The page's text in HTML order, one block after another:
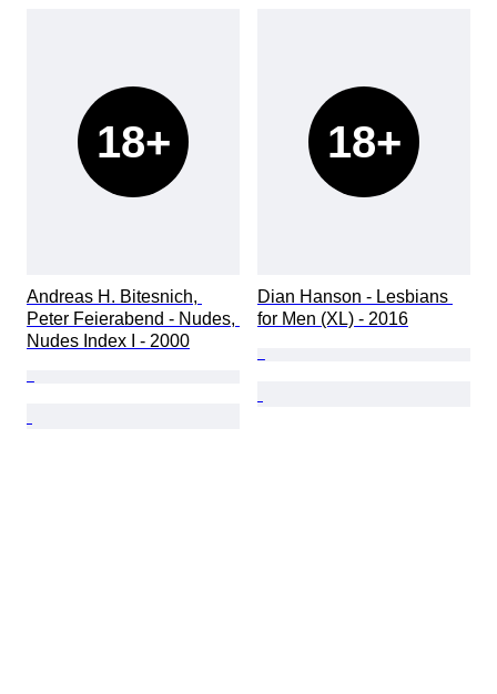
18+
Andreas H. Bitesnich,
Peter Feierabend - Nudes,
Nudes Index I - 2000
18+
Dian Hanson - Lesbians
for Men (XL) - 2016